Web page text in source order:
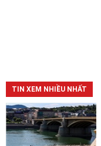
TIN XEM NHIỀU NHẤT